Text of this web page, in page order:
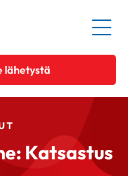
lähetystä
Katsastus